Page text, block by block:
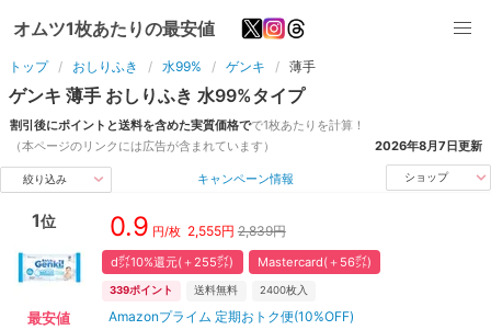
オムツ1枚あたりの最安値
トップ おしりふき 水99% ゲンキ 薄手
ゲンキ 薄手 おしりふき 水99%タイプ
割引後にポイントと送料を含めた実質価格でで1枚あたりを計算！
（本ページのリンクには広告が含まれています）
2026年8月7日更新
絞り込み キャンペーン情報 ショップ
1位
最安値
0.9 円/枚 2,555円 2,839円
d㌽10%還元(＋255㌽) Mastercard(＋56㌽)
339ポイント 送料無料 2400枚入
Amazonプライム 定期おトク便(10%OFF)